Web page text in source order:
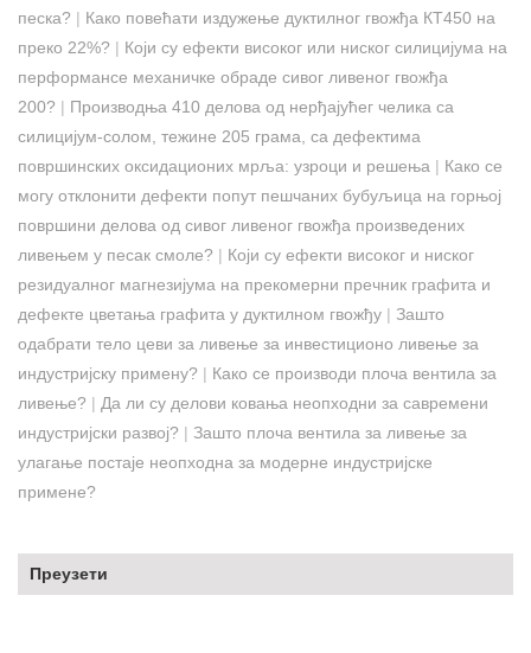
песка? | Како повећати издужење дуктилног гвожђа КТ450 на
преко 22%? | Који су ефекти високог или ниског силицијума на
перформансе механичке обраде сивог ливеног гвожђа
200? | Производња 410 делова од нерђајућег челика са
силицијум-солом, тежине 205 грама, са дефектима
површинских оксидационих мрља: узроци и решења | Како се
могу отклонити дефекти попут пешчаних бубуљица на горњој
површини делова од сивог ливеног гвожђа произведених
ливењем у песак смоле? | Који су ефекти високог и ниског
резидуалног магнезијума на прекомерни пречник графита и
дефекте цветања графита у дуктилном гвожђу | Зашто
одабрати тело цеви за ливење за инвестиционо ливење за
индустријску примену? | Како се производи плоча вентила за
ливење? | Да ли су делови ковања неопходни за савремени
индустријски развој? | Зашто плоча вентила за ливење за
улагање постаје неопходна за модерне индустријске
примене?
Преузети